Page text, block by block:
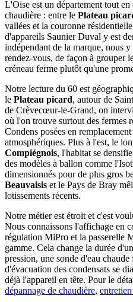
L'Oise est un département tout
chaudière : entre le Plateau
vallées et la couronne
d'appareils Saunier Duval y est
indépendant de la marque, nous
rendez-vous, de façon à grouper
créneau ferme plutôt qu'une
Notre lecture du 60 est
le Plateau picard, autour de
de Crèvecœur-le-Grand, on
où l'on trouve surtout des fermes
Condens posées en
atmosphériques. Plus à l'est, le
Compiégnois, l'habitat se
des modèles à ballon comme
dimensionnés pour de plus gros
Beauvaisis et le Pays de Bray
lotissements récents.
Notre métier est étroit et c'est
Nous connaissons l'affichage en
régulation MiPro et la passerelle
gamme. Cela change la durée
pression, une sonde d'eau
d'évacuation des condensats se
déjà l'appareil en tête. Pour le
dépannage de chaudière,